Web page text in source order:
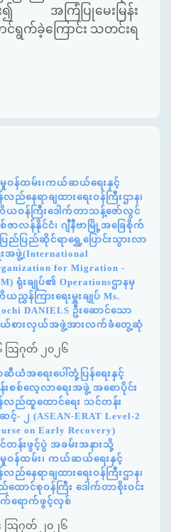
း၍ အကြံပြုမေးမြန်း
ာင်ရွက်ခဲ့ကြောင်း သတင်းရ
ဝန်ထမ်း၊ကယ်ဆယ်ရေးနှင့်
န်လည်နေရာချထားရေးဝန်ကြီးဌာန၊
ယဝန်ကြီးဒေါက်တာသန့်ဇော်လွင်
ဇာလန်နိုင်ငံ၊ ဂျီနီဗာမြို့အခြေစိုက်
ြည်ပြည်ဆိုင်ရာရွှေ့ပြောင်းသွားလာ
အဖွဲ့(International
for Migration -
ရုံးချုပ်၏ Operationsဌာနမှ
ယညွှန်ကြားရေးမှူးချုပ် Ms.
DANIELS ဦးဆောင်သော
စားလှယ်အဖွဲ့အားလက်ခံတွေ့ဆုံ
ဩဂုတ် ၂၀၂၆
ဆီယံအရေးပေါ်တုံ့ပြန်ရေးနှင့်
းစစ်လေ့လာရေးအဖွဲ့ အစောပိုင်း
န်လည်ထူထောင်ရေး သင်တန်း
င့်- ၂ (ASEAN-ERAT Level-2
on Early Recovery)
တန်းဖွင့်ပွဲ အခမ်းအနားသို့
ဝန်ထမ်း၊ ကယ်ဆယ်ရေးနှင့်
န်လည်နေရာချထားရေးဝန်ကြီးဌာန၊
ည်ထောင်စုဝန်ကြီး ဒေါက်တာစိုးဝင်း
ရောက်ဖွင့်လှစ်
ဩဂုတ် ၂၀၂၆